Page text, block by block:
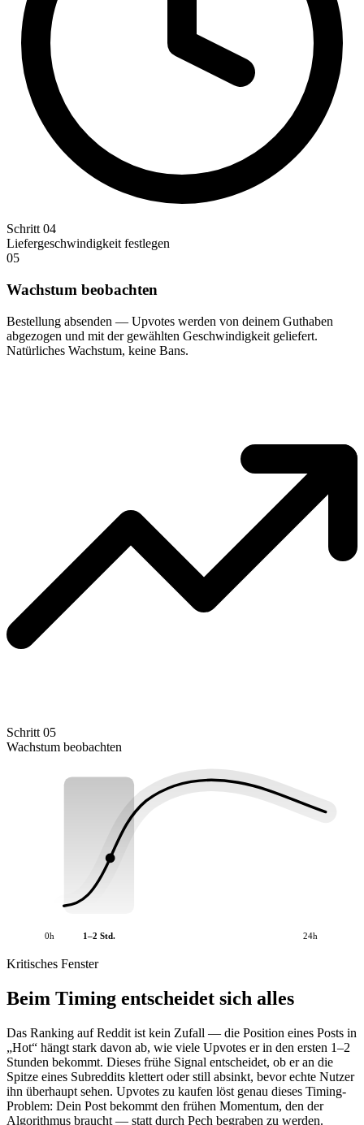
Schritt 04
Liefergeschwindigkeit festlegen
05
Wachstum beobachten
Bestellung absenden — Upvotes werden von deinem Guthaben
abgezogen und mit der gewählten Geschwindigkeit geliefert.
Natürliches Wachstum, keine Bans.
Schritt 05
Wachstum beobachten
0h 1–2 Std. 24h
Kritisches Fenster
Beim Timing entscheidet sich alles
Das Ranking auf Reddit ist kein Zufall — die Position eines Posts in
„Hot“ hängt stark davon ab, wie viele Upvotes er in den ersten 1–2
Stunden bekommt. Dieses frühe Signal entscheidet, ob er an die
Spitze eines Subreddits klettert oder still absinkt, bevor echte Nutzer
ihn überhaupt sehen. Upvotes zu kaufen löst genau dieses Timing-
Problem: Dein Post bekommt den frühen Momentum, den der
Algorithmus braucht — statt durch Pech begraben zu werden.